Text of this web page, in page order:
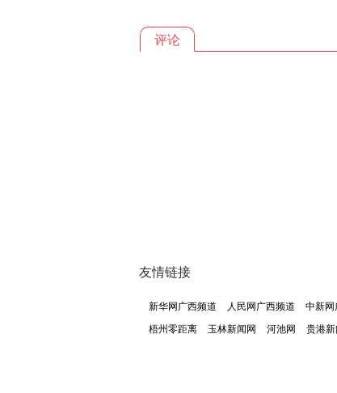
评论
友情链接
新华网广西频道 人民网广西频道 中新网
梧州零距离
玉林新闻网 河池网 贵港新